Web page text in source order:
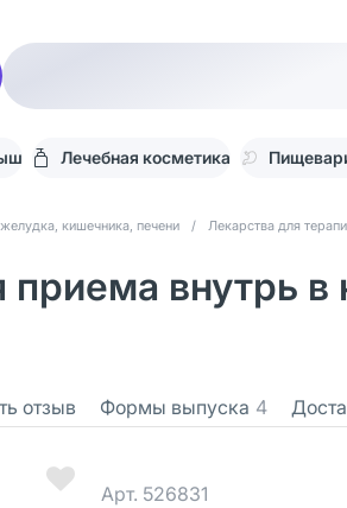
Лечебная косметика
кишечника, печени / Лекарства для
приема внутрь
отзыв Формы выпуска 4
Арт. 526831